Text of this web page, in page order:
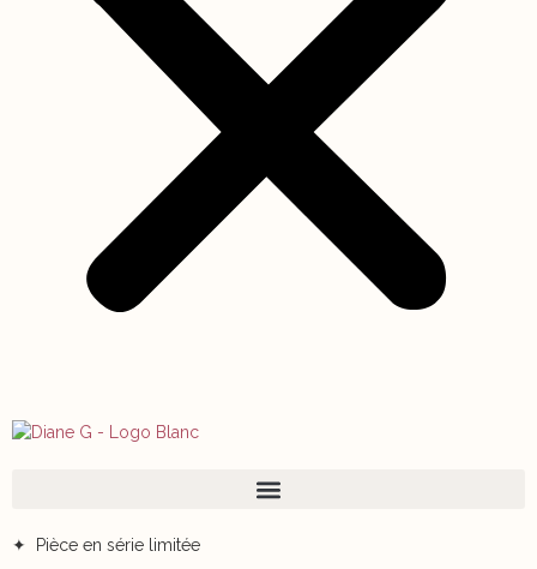
✦ Pièce en série limitée